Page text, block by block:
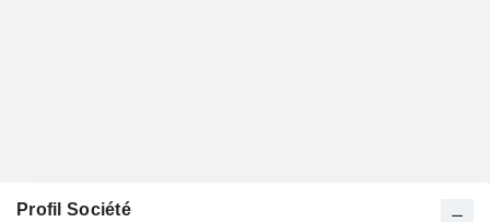
Profil Société